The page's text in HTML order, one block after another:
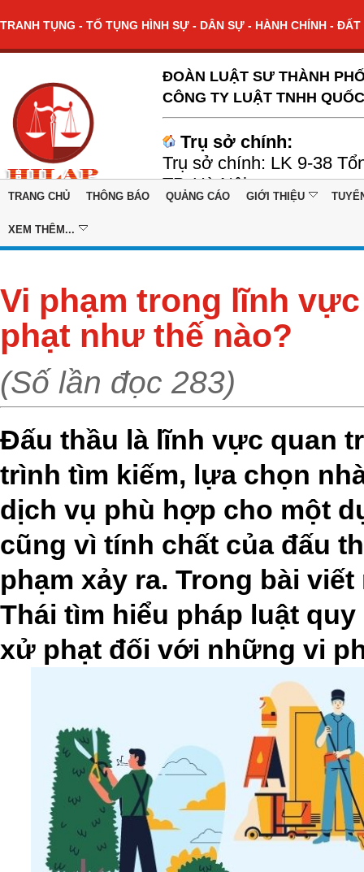
TRANH TỤNG - TỐ TỤNG HÌNH SỰ - DÂN SỰ - HÀNH CHÍNH -
ĐOÀN LUẬT SƯ THÀNH
CÔNG TY LUẬT TNHH
Trụ sở chính:
Trụ sở chính: LK 9-38
TP. Hà Nội
TRANG CHỦ THÔNG BÁO QUẢNG CÁO GIỚI THIỆU
XEM THÊM...
Vi phạm trong lĩnh
phạt như thế nào?
(Số lần đọc 283)
Đấu thầu là lĩnh vực quan
trình tìm kiếm, lựa chọn
dịch vụ phù hợp cho một
cũng vì tính chất của đấu
phạm xảy ra. Trong bài
Thái tìm hiểu pháp luật
xử phạt đối với những vi